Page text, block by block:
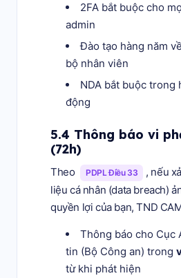
2FA bắt buộc cho
admin
Đào tạo hàng năm
bộ nhân viên
NDA bắt buộc trong
động
5.4 Thông báo vi
(72h)
Theo PDPL Điều 33
, nếu
liệu cá nhân (data breach)
quyền lợi của bạn, TND
Thông báo cho Cục
tin (Bộ Công an) trong
từ khi phát hiện